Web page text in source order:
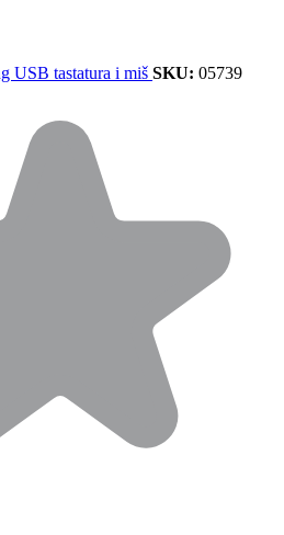
USB tastatura i miš SKU: 05739